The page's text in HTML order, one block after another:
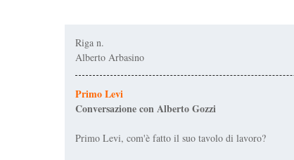
Riga n.
Alberto Arbasino
Primo Levi
Conversazione con Alberto Gozzi
Primo Levi, com'è fatto il suo tavolo di lavoro?